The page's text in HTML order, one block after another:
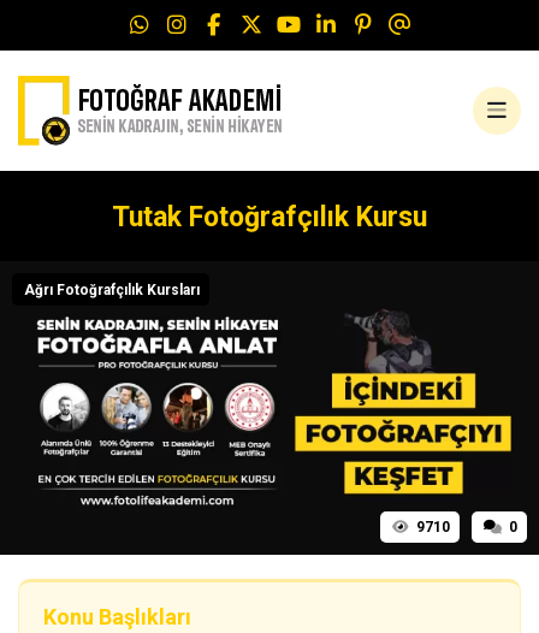
Tutak Fotoğrafçılık Kursu
Ağrı Fotoğrafçılık Kursları
9710 0
Konu Başlıkları